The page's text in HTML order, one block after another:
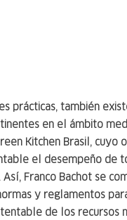
prácticas, también
en el ámbito
Kitchen Brasil, cuyo
el desempeño de
Así, Franco Bachot se
y reglamentos
de los recursos